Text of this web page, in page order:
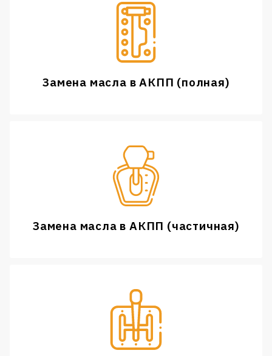
Замена масла в АКПП (полная)
Замена масла в АКПП (частичная)